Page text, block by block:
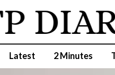
Latest 2 Minutes